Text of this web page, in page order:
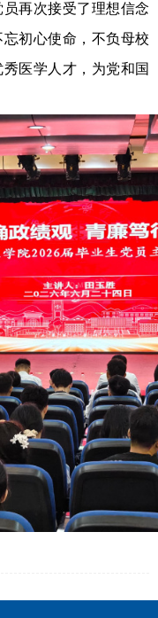
再次接受了理想信念
初心使命，不负母校
医学人才， 为党和国